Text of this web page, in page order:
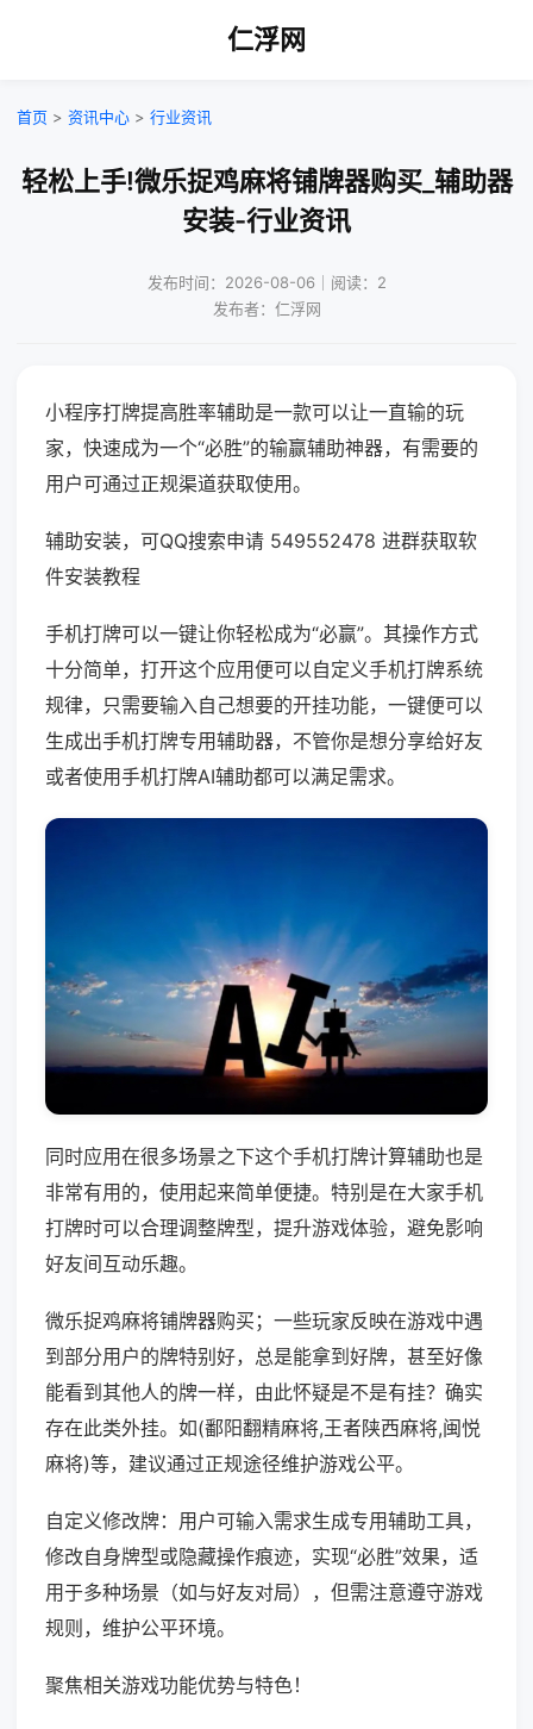
仁浮网
首页 > 资讯中心 > 行业资讯
轻松上手!微乐捉鸡麻将铺牌器购买_辅助器
安装-行业资讯
发布时间：2026-08-06｜阅读：2
发布者：仁浮网
小程序打牌提高胜率辅助是一款可以让一直输的玩
家，快速成为一个“必胜”的输赢辅助神器，有需要的
用户可通过正规渠道获取使用。
辅助安装，可QQ搜索申请 549552478 进群获取软
件安装教程
手机打牌可以一键让你轻松成为“必赢”。其操作方式
十分简单，打开这个应用便可以自定义手机打牌系统
规律，只需要输入自己想要的开挂功能，一键便可以
生成出手机打牌专用辅助器，不管你是想分享给好友
或者使用手机打牌AI辅助都可以满足需求。
同时应用在很多场景之下这个手机打牌计算辅助也是
非常有用的，使用起来简单便捷。特别是在大家手机
打牌时可以合理调整牌型，提升游戏体验，避免影响
好友间互动乐趣。
微乐捉鸡麻将铺牌器购买；一些玩家反映在游戏中遇
到部分用户的牌特别好，总是能拿到好牌，甚至好像
能看到其他人的牌一样，由此怀疑是不是有挂？确实
存在此类外挂。如(鄱阳翻精麻将,王者陕西麻将,闽悦
麻将)等，建议通过正规途径维护游戏公平。
自定义修改牌：用户可输入需求生成专用辅助工具，
修改自身牌型或隐藏操作痕迹，实现“必胜”效果，适
用于多种场景（如与好友对局），但需注意遵守游戏
规则，维护公平环境。
聚焦相关游戏功能优势与特色！